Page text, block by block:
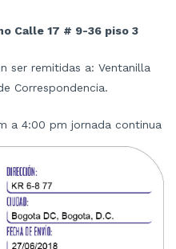
Calle 17 # 9-36 piso 3
ser remitidas a: Ventanilla
Correspondencia.
a 4:00 pm jornada continua